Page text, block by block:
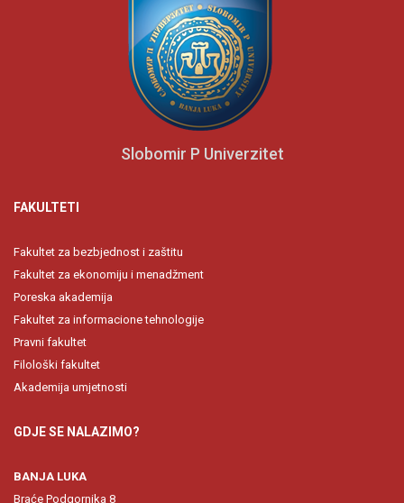
Slobomir P Univerzitet
FAKULTETI
Fakultet za bezbjednost i zaštitu
Fakultet za ekonomiju i menadžment
Poreska akademija
Fakultet za informacione tehnologije
Pravni fakultet
Filološki fakultet
Akademija umjetnosti
GDJE SE NALAZIMO?
BANJA LUKA
Braće Podgornika 8